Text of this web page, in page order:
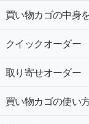
買い物カゴの中身
クイックオーダー
取り寄せオーダー
買い物カゴの使い